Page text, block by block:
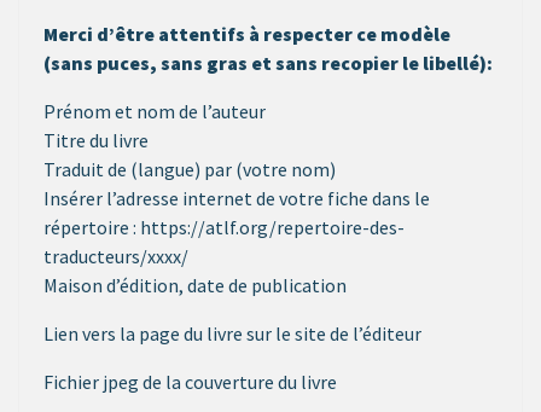
Merci d’être attentifs à respecter ce modèle
(sans puces, sans gras et sans recopier le libellé):
Prénom et nom de l’auteur
Titre du livre
Traduit de (langue) par (votre nom)
Insérer l’adresse internet de votre fiche dans le
répertoire : https://atlf.org/repertoire-des-
traducteurs/xxxx/
Maison d’édition, date de publication
Lien vers la page du livre sur le site de l’éditeur
Fichier jpeg de la couverture du livre